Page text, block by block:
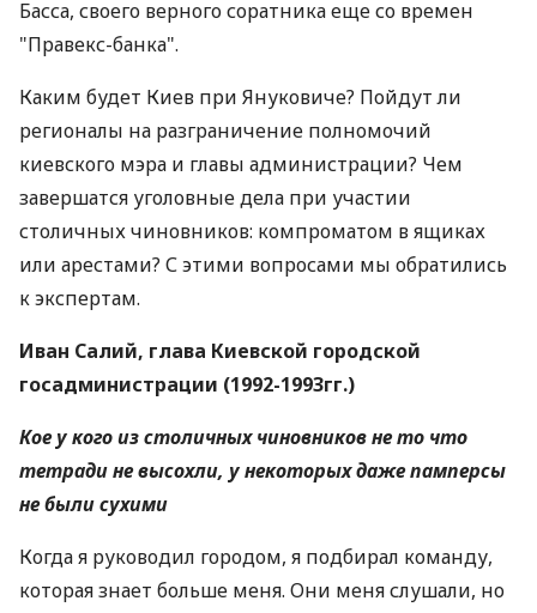
Басса, своего верного соратника еще со времен
"Правекс-банка".
Каким будет Киев при Януковиче? Пойдут ли
регионалы на разграничение полномочий
киевского мэра и главы администрации? Чем
завершатся уголовные дела при участии
столичных чиновников: компроматом в ящиках
или арестами? С этими вопросами мы обратились
к экспертам.
Иван Салий, глава Киевской городской
госадминистрации (1992-1993гг.)
Кое у кого из столичных чиновников не то что
тетради не высохли, у некоторых даже памперсы
не были сухими
Когда я руководил городом, я подбирал команду,
которая знает больше меня. Они меня слушали, но